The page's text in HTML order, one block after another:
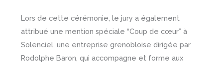
Lors de cette cérémonie, le jury a également
attribué une mention spéciale “Coup de cœur” à
Solenciel, une entreprise grenobloise dirigée par
Rodolphe Baron, qui accompagne et forme aux